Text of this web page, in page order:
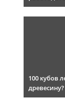
100 кубов
древесину?